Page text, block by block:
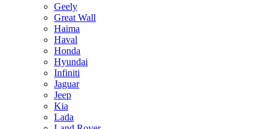
Geely
Great Wall
Haima
Haval
Honda
Hyundai
Infiniti
Jaguar
Jeep
Kia
Lada